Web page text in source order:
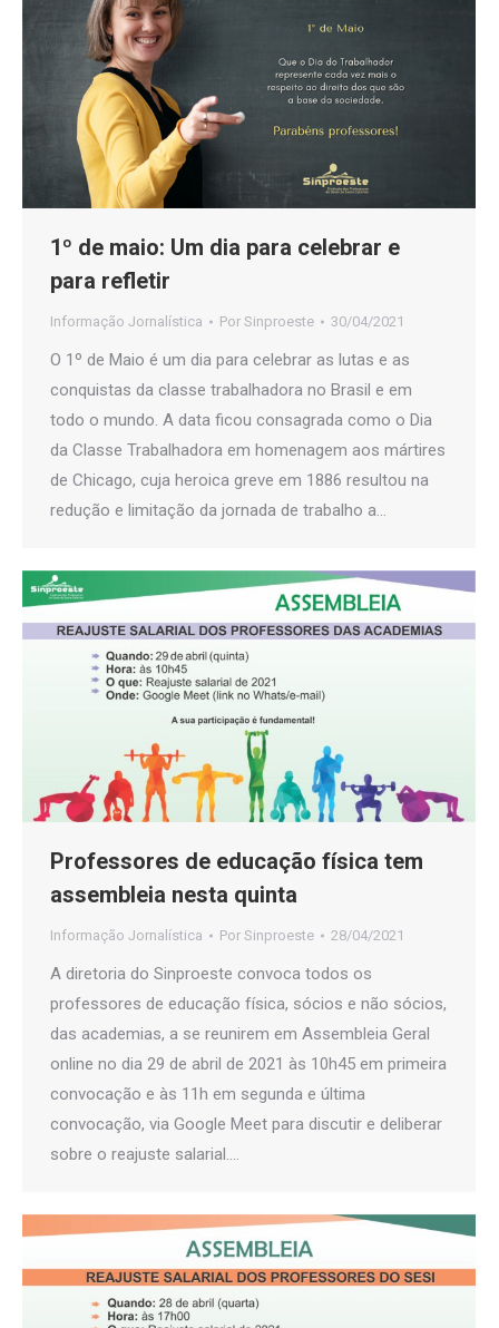
1º de maio: Um dia para celebrar e
para refletir
Informação Jornalística Por Sinproeste 30/04/2021
O 1º de Maio é um dia para celebrar as lutas e as
conquistas da classe trabalhadora no Brasil e em
todo o mundo. A data ficou consagrada como o Dia
da Classe Trabalhadora em homenagem aos mártires
de Chicago, cuja heroica greve em 1886 resultou na
redução e limitação da jornada de trabalho a…
Professores de educação física tem
assembleia nesta quinta
Informação Jornalística Por Sinproeste 28/04/2021
A diretoria do Sinproeste convoca todos os
professores de educação física, sócios e não sócios,
das academias, a se reunirem em Assembleia Geral
online no dia 29 de abril de 2021 às 10h45 em primeira
convocação e às 11h em segunda e última
convocação, via Google Meet para discutir e deliberar
sobre o reajuste salarial.…